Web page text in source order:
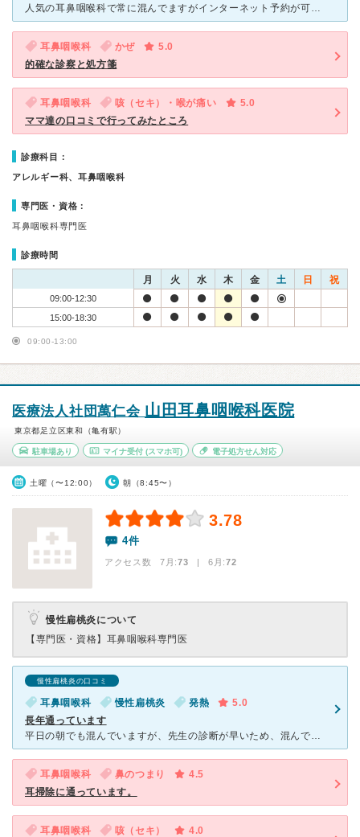
人気の耳鼻咽喉科で常に混んでますがインターネット予約が可能です。インターネット予約を入れると現在の待ち時間がすぐわかります。院内は雑誌の種類が豊富です。名前が呼ばれて診察、会計が終了してももっと読みた
耳鼻咽喉科 かぜ
5.0
的確な診察と処方箋
耳鼻咽喉科 咳（セキ）・喉が痛い
5.0
ママ達の口コミで行ってみたところ
診療科目：
アレルギー科、耳鼻咽喉科
専門医・資格：
耳鼻咽喉科専門医
診療時間
月 火 水 木 金 土 日 祝
09:00-12:30
15:00-18:30
09:00-13:00
医療法人社団萬仁会 山田耳鼻咽喉科医院
東京都足立区東和（亀有駅）
駐車場あり マイナ受付(スマホ可) 電子処方せん対応
土曜（〜12:00） 朝（8:45〜）
3.78
4件
アクセス数 7月:73 | 6月:72
慢性扁桃炎について
【専門医・資格】 耳鼻咽喉科専門医
慢性扁桃炎の口コミ
耳鼻咽喉科 慢性扁桃炎 発熱
5.0
長年通っています
平日の朝でも混んでいますが、先生の診断が早いため、混んでいても30分ほどで診察が終わります。 カルテにしっかり情報を書いてくれているのか『うがい薬は苦手だったよね？出すのやめとくね』と把握してく
耳鼻咽喉科 鼻のつまり
4.5
耳掃除に通っています。
耳鼻咽喉科 咳（セキ）
4.0